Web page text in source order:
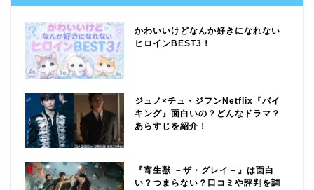
かわいいけどなんか好きになれない
ヒロインBEST3！
ジュノ×チュ・ジフンNetflix『バイ
キング』面白いの？どんなドラマ？
あらすじを紹介！
『寄生獣 －ザ・グレイ－』は面白
い？つまらない？口コミや評判を調